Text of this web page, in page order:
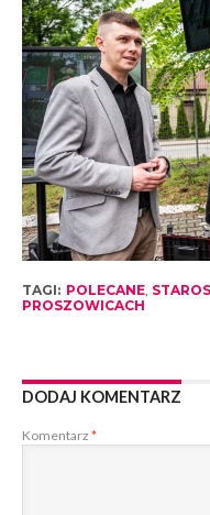
TAGI: POLECANE,
PROSZOWICACH
DODAJ KOMENTARZ
Komentarz *